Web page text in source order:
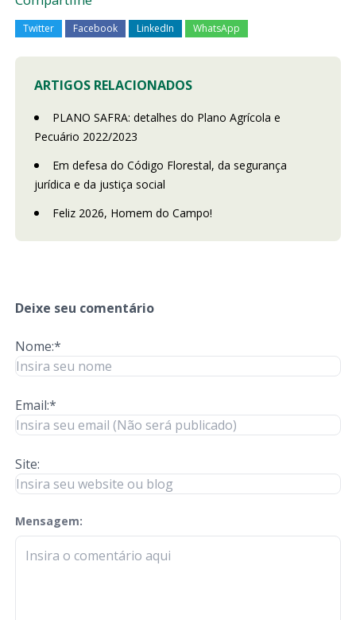
Twitter Facebook LinkedIn WhatsApp
ARTIGOS RELACIONADOS
PLANO SAFRA: detalhes do Plano Agrícola e
Pecuário 2022/2023
Em defesa do Código Florestal, da segurança
jurídica e da justiça social
Feliz 2026, Homem do Campo!
Deixe seu comentário
Nome:*
Email:*
Site:
Mensagem:
check-terms